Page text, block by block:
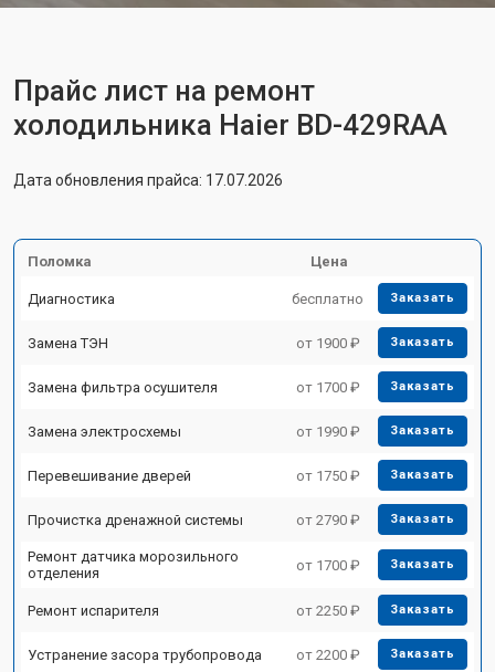
Прайс лист на ремонт
холодильника Haier BD-429RAA
Дата обновления прайса: 17.07.2026
Поломка Цена
Диагностика бесплатно Заказать
Замена ТЭН от 1900 ₽ Заказать
Замена фильтра осушителя от 1700 ₽ Заказать
Замена электросхемы от 1990 ₽ Заказать
Перевешивание дверей от 1750 ₽ Заказать
Прочистка дренажной системы от 2790 ₽ Заказать
Ремонт датчика морозильного
отделения
от 1700 ₽ Заказать
Ремонт испарителя от 2250 ₽ Заказать
Устранение засора трубопровода от 2200 ₽ Заказать